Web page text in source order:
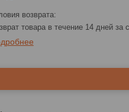
товара в течение 14 дней за